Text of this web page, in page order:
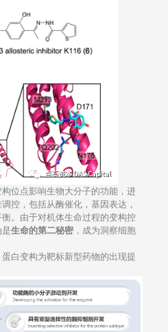
位点影响生物大分子的功能，进
控，包括从酶催化，基因表达，
。由于对机体生命过程的变构控
生命的第二秘密，成为洞察细胞
白变构为靶标新型药物的出现提